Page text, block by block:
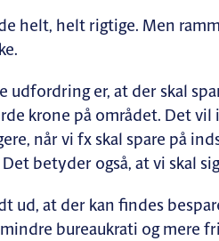
helt, helt rigtige. Men
udfordring er, at der skal
krone på området. Det
når vi fx skal spare på
betyder også, at vi skal
ud, at der kan findes
bureaukrati og mere